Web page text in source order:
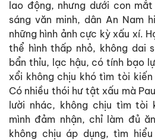
lao động, nhưng dưới con
sáng văn minh, dân An Nam
những hình ảnh cực kỳ xấu xí.
thể hình thấp nhỏ, không dai
bẩn thỉu, lạc hậu, có tính bạo
xổi không chịu khó tìm tòi
Có nhiều thói hư tật xấu mà
lười nhác, không chịu tìm tòi
mình đảm nhận, chỉ làm đủ
không chịu áp dụng, tìm